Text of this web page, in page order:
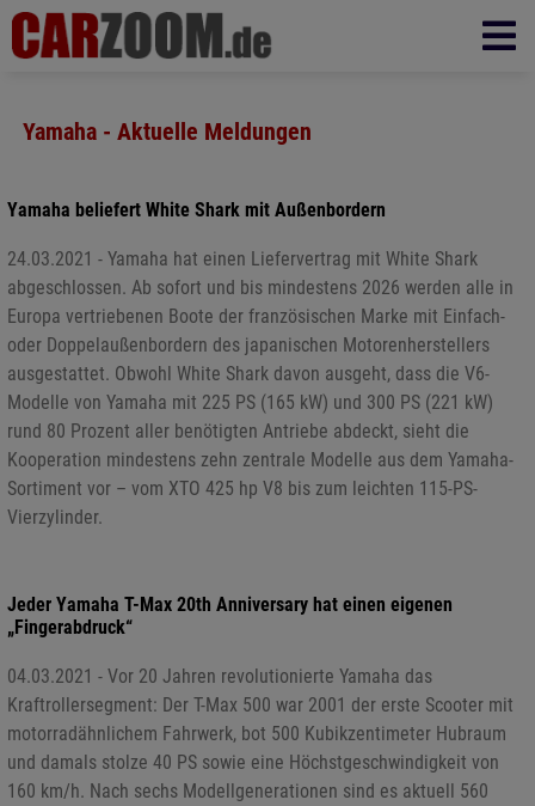
Yamaha - Aktuelle Meldungen
Yamaha beliefert White Shark mit Außenbordern
24.03.2021 - Yamaha hat einen Liefervertrag mit White Shark
abgeschlossen. Ab sofort und bis mindestens 2026 werden alle in
Europa vertriebenen Boote der französischen Marke mit Einfach-
oder Doppelaußenbordern des japanischen Motorenherstellers
ausgestattet. Obwohl White Shark davon ausgeht, dass die V6-
Modelle von Yamaha mit 225 PS (165 kW) und 300 PS (221 kW)
rund 80 Prozent aller benötigten Antriebe abdeckt, sieht die
Kooperation mindestens zehn zentrale Modelle aus dem Yamaha-
Sortiment vor – vom XTO 425 hp V8 bis zum leichten 115-PS-
Vierzylinder.
Jeder Yamaha T-Max 20th Anniversary hat einen eigenen
„Fingerabdruck“
04.03.2021 - Vor 20 Jahren revolutionierte Yamaha das
Kraftrollersegment: Der T-Max 500 war 2001 der erste Scooter mit
motorradähnlichem Fahrwerk, bot 500 Kubikzentimeter Hubraum
und damals stolze 40 PS sowie eine Höchstgeschwindigkeit von
160 km/h. Nach sechs Modellgenerationen sind es aktuell 560